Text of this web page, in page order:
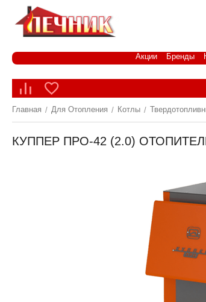
Акции Бренды
Главная / Для Отопления / Котлы /
КУППЕР ПРО-42 (2.0)